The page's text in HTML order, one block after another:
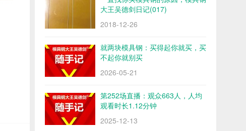
大王吴德剑日记(017)
2018-12-26
就两块模具钢：买得起你就买，买
不起你就别买
2026-05-21
第252场直播：观众663人，人均
观看时长1.12分钟
2025-12-13